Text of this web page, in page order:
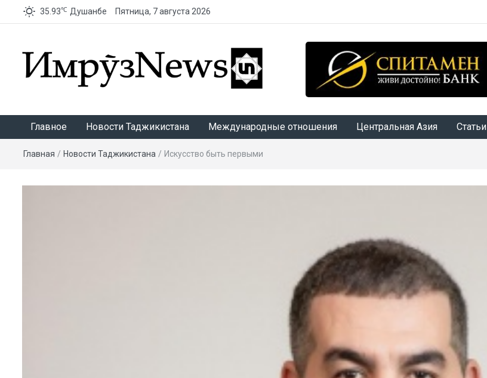
35.93℃ Душанбе Пятница, 7 августа 2026
Главное Новости Таджикистана Международные отношения Центральная Азия Статьи
Главная / Новости Таджикистана / Искусство быть первыми